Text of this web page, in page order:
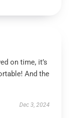
on time, it’s
And the
Dec 3, 2024